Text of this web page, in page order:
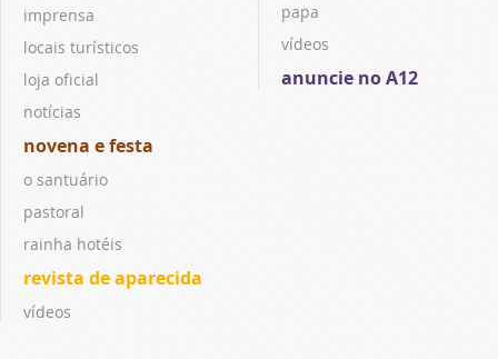
imprensa
locais turísticos
loja oficial
notícias
novena e festa
o santuário
pastoral
rainha hotéis
revista de aparecida
vídeos
papa
vídeos
anuncie no A12